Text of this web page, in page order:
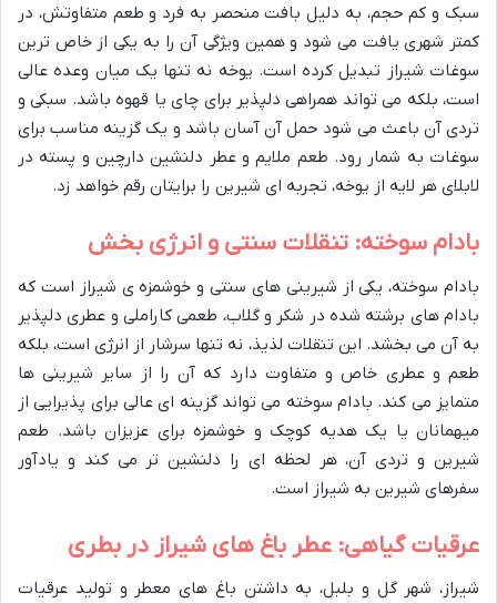
سبک و کم حجم، به دلیل بافت منحصر به فرد و طعم متفاوتش، در
کمتر شهری یافت می شود و همین ویژگی آن را به یکی از خاص ترین
سوغات شیراز تبدیل کرده است. یوخه نه تنها یک میان وعده عالی
است، بلکه می تواند همراهی دلپذیر برای چای یا قهوه باشد. سبکی و
تردی آن باعث می شود حمل آن آسان باشد و یک گزینه مناسب برای
سوغات به شمار رود. طعم ملایم و عطر دلنشین دارچین و پسته در
لابلای هر لایه از یوخه، تجربه ای شیرین را برایتان رقم خواهد زد.
بادام سوخته: تنقلات سنتی و انرژی بخش
بادام سوخته، یکی از شیرینی های سنتی و خوشمزه ی شیراز است که
بادام های برشته شده در شکر و گلاب، طعمی کاراملی و عطری دلپذیر
به آن می بخشد. این تنقلات لذیذ، نه تنها سرشار از انرژی است، بلکه
طعم و عطری خاص و متفاوت دارد که آن را از سایر شیرینی ها
متمایز می کند. بادام سوخته می تواند گزینه ای عالی برای پذیرایی از
میهمانان یا یک هدیه کوچک و خوشمزه برای عزیزان باشد. طعم
شیرین و تردی آن، هر لحظه ای را دلنشین تر می کند و یادآور
سفرهای شیرین به شیراز است.
عرقیات گیاهی: عطر باغ های شیراز در بطری
شیراز، شهر گل و بلبل، به داشتن باغ های معطر و تولید عرقیات